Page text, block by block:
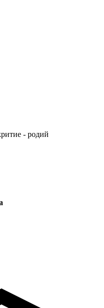
- родий